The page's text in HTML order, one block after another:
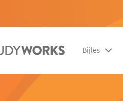
Bijles